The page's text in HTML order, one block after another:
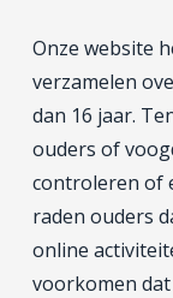
Onze website
verzamelen
dan 16 jaar.
ouders of
controleren of
raden ouders
online
voorkomen